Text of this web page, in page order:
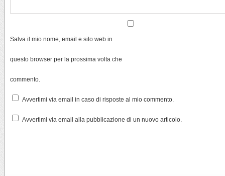
Salva il mio nome, email e sito web in
questo browser per la prossima volta che
commento.
Avvertimi via email in caso di risposte al mio commento.
Avvertimi via email alla pubblicazione di un nuovo articolo.